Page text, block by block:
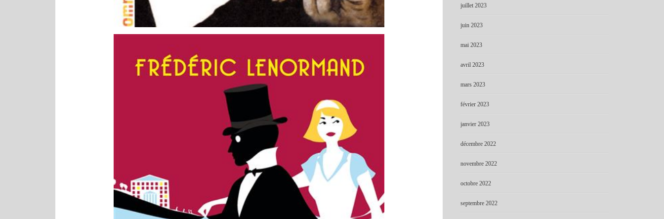
juillet 2023
juin 2023
mai 2023
avril 2023
mars 2023
février 2023
janvier 2023
décembre 2022
novembre 2022
octobre 2022
septembre 2022